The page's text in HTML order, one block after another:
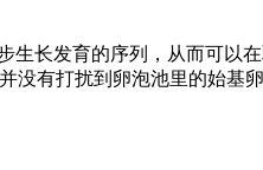
生长发育的序列，从而可以
没有打扰到卵泡池里的始基